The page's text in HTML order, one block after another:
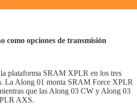
como opciones de transmisión
plataforma SRAM XPLR en los tres
La Along 01 monta SRAM Force XPLR
que las Along 03 CW y Along 03
AXS.